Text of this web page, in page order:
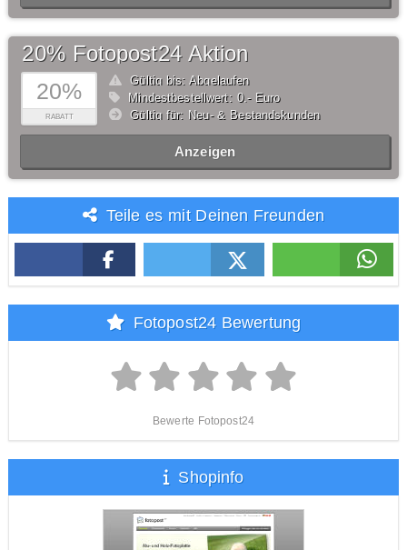
20%
RABATT
20% Fotopost24 Aktion
Gültig bis: Abgelaufen
Mindestbestellwert: 0,- Euro
Gültig für: Neu- & Bestandskunden
Anzeigen
Teile es mit Deinen Freunden
Fotopost24 Bewertung
Bewerte Fotopost24
Shopinfo